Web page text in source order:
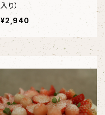
入り）
¥2,940